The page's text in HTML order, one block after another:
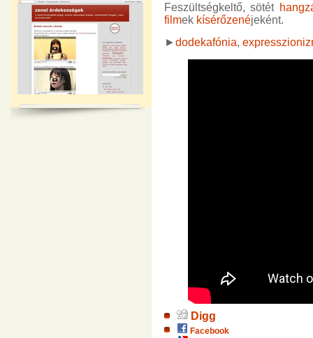
Feszültségkeltő, sötét
filmek kísérőzenéjeként.
► dodekafónia,
Digg
Facebook